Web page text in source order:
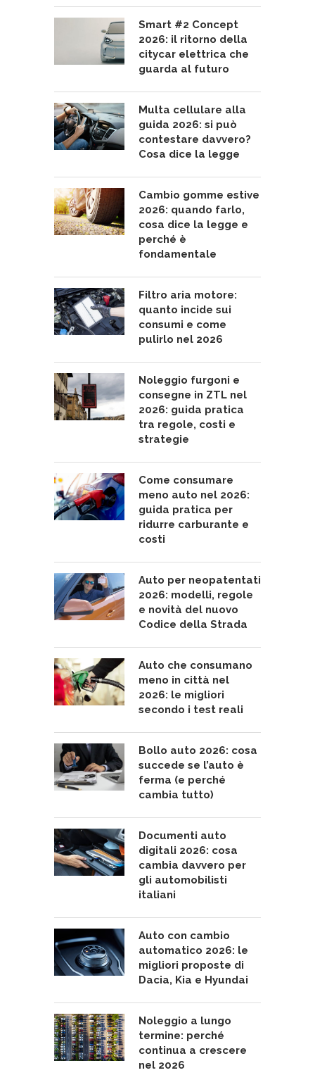
Smart #2 Concept
2026: il ritorno della
citycar elettrica che
guarda al futuro
Multa cellulare alla
guida 2026: si può
contestare davvero?
Cosa dice la legge
Cambio gomme estive
2026: quando farlo,
cosa dice la legge e
perché è
fondamentale
Filtro aria motore:
quanto incide sui
consumi e come
pulirlo nel 2026
Noleggio furgoni e
consegne in ZTL nel
2026: guida pratica
tra regole, costi e
strategie
Come consumare
meno auto nel 2026:
guida pratica per
ridurre carburante e
costi
Auto per neopatentati
2026: modelli, regole
e novità del nuovo
Codice della Strada
Auto che consumano
meno in città nel
2026: le migliori
secondo i test reali
Bollo auto 2026: cosa
succede se l’auto è
ferma (e perché
cambia tutto)
Documenti auto
digitali 2026: cosa
cambia davvero per
gli automobilisti
italiani
Auto con cambio
automatico 2026: le
migliori proposte di
Dacia, Kia e Hyundai
Noleggio a lungo
termine: perché
continua a crescere
nel 2026